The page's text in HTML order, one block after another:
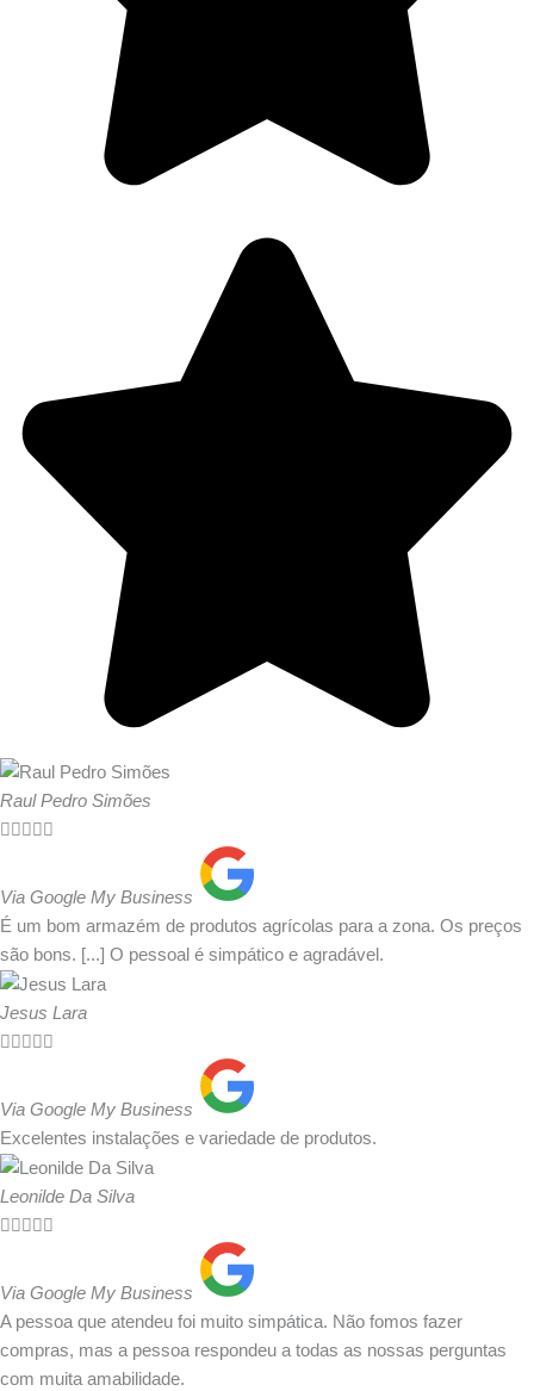
Raul Pedro Simões
    
Via Google My Business
É um bom armazém de produtos agrícolas para a zona. Os preços
são bons. [...] O pessoal é simpático e agradável.
Jesus Lara
    
Via Google My Business
Excelentes instalações e variedade de produtos.
Leonilde Da Silva
    
Via Google My Business
A pessoa que atendeu foi muito simpática. Não fomos fazer
compras, mas a pessoa respondeu a todas as nossas perguntas
com muita amabilidade.